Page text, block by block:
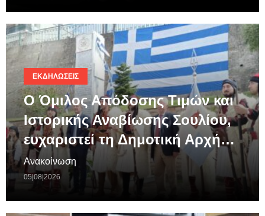
ΕΚΔΗΛΏΣΕΙΣ
Ο Όμιλος Απόδοσης Τιμών και
Ιστορικής Αναβίωσης Σουλίου,
ευχαριστεί τη Δημοτική Αρχή…
Ανακοίνωση
05|08|2026